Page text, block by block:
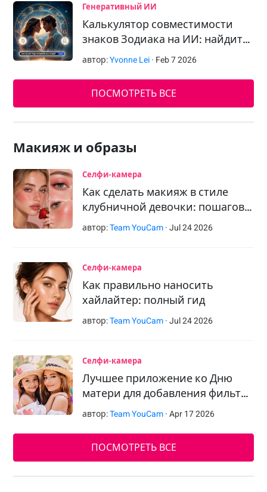
Генеративный ИИ
Калькулятор совместимости
знаков Зодиака на ИИ: найдит…
автор:Yvonne Lei · Feb 7 2026
ПОСМОТРЕТЬ ВСЕ
Макияж и образы
Селфи-камера
Как сделать макияж в стиле
клубничной девочки: пошагов…
автор:Team YouCam ·Jul 24 2026
Селфи-камера
Как правильно наносить
хайлайтер: полный гид
автор:Team YouCam ·Jul 24 2026
Селфи-камера
Лучшее приложение ко Дню
матери для добавления фильт…
автор:Team YouCam ·Apr 17 2026
ПОСМОТРЕТЬ ВСЕ